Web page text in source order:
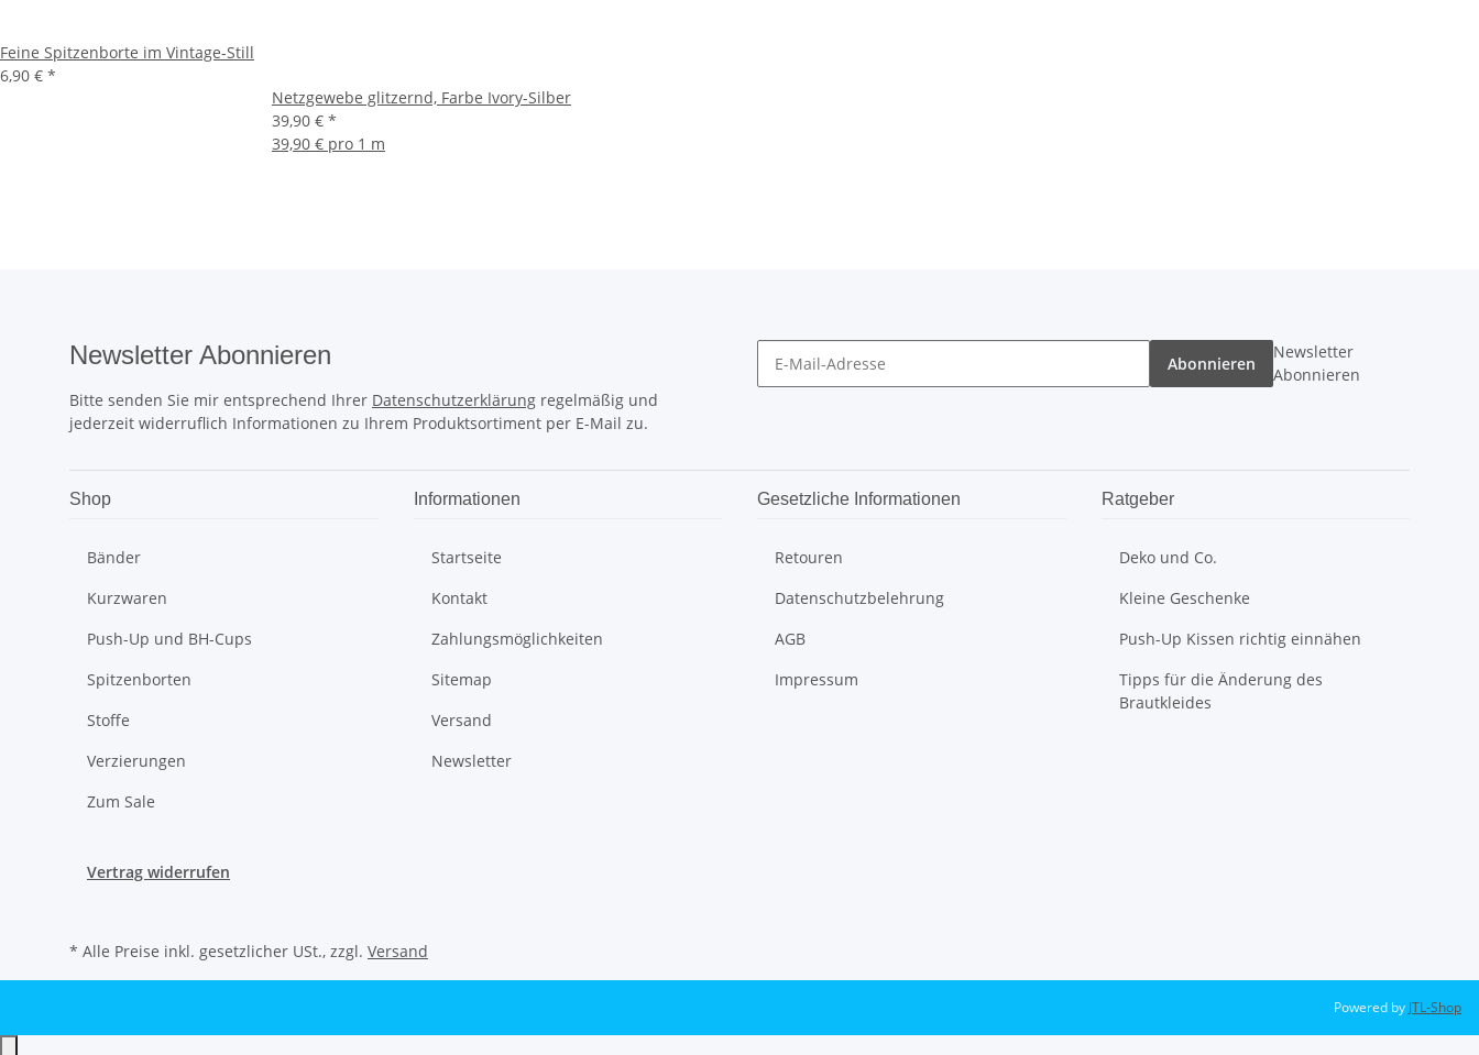
Feine Spitzenborte im Vintage-Still
6,90 € *
Netzgewebe glitzernd, Farbe Ivory-Silber
39,90 € *
39,90 € pro 1 m
Newsletter Abonnieren
Bitte senden Sie mir entsprechend Ihrer Datenschutzerklärung regelmäßig und
jederzeit widerruflich Informationen zu Ihrem Produktsortiment per E-Mail zu.
Abonnieren
Newsletter
Abonnieren
Shop
Bänder
Kurzwaren
Push-Up und BH-Cups
Spitzenborten
Stoffe
Verzierungen
Zum Sale
Informationen
Startseite
Kontakt
Zahlungsmöglichkeiten
Sitemap
Versand
Newsletter
Gesetzliche Informationen
Retouren
Datenschutzbelehrung
AGB
Impressum
Ratgeber
Deko und Co.
Kleine Geschenke
Push-Up Kissen richtig einnähen
Tipps für die Änderung des
Brautkleides
Vertrag widerrufen
* Alle Preise inkl. gesetzlicher USt., zzgl. Versand
Powered by JTL-Shop